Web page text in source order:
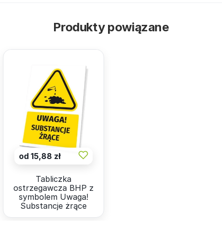
Produkty powiązane
od 15,88 zł
Tabliczka
ostrzegawcza BHP z
symbolem Uwaga!
Substancje żrące